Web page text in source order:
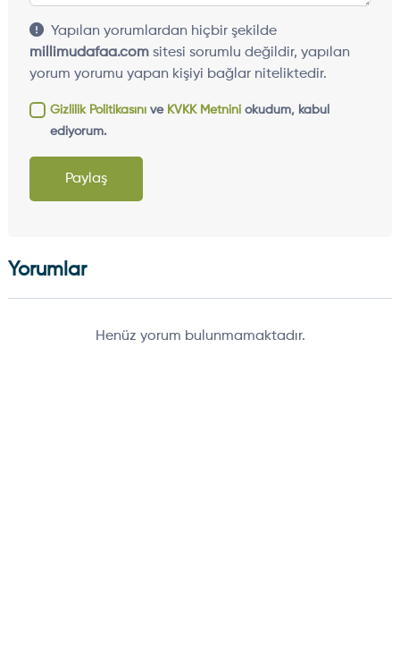
Yapılan yorumlardan hiçbir şekilde
millimudafaa.comsitesi sorumlu değildir, yapılan
yorum yorumu yapan kişiyi bağlar niteliktedir.
Gizlilik Politikasınıve KVKK Metniniokudum, kabul
ediyorum.
Paylaş
Yorumlar
Henüz yorum bulunmamaktadır.